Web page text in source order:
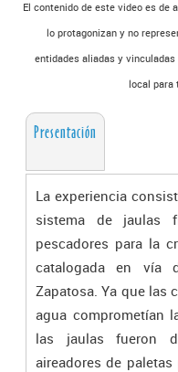
El contenido de este video es de
lo protagonizan y no
entidades aliadas y
local para
Presentación
La experiencia
sistema de jaulas
pescadores para la
catalogada en vía
Zapatosa. Ya que las
agua comprometían
las jaulas fueron
aireadores de